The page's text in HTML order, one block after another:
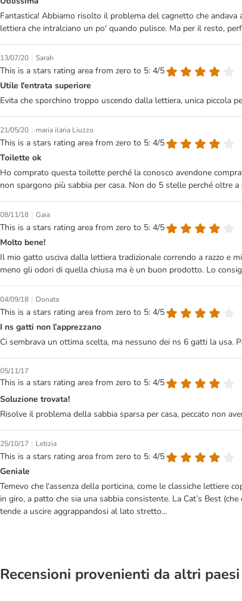
Fantastica! Abbiamo risolto il problema del cagnetto che
lettiera che intralciano un po' quando pulisce. Ma per il resto,
13/07/20 | Sarah
This is a stars rating area from zero to 5: 4/5
Utile l'entrata superiore
Evita che sporchino troppo uscendo dalla lettiera, unica piccola
21/05/20 | maria ilaria Liuzzo
This is a stars rating area from zero to 5: 4/5
Toilette ok
Ho comprato questa toilette perché la conosco avendone
non spargono più sabbia per casa. Non do 5 stelle perché oltre
08/11/18 | Gaia
This is a stars rating area from zero to 5: 4/5
Molto bene!
Il mio gatto usciva dalla lettiera tradizionale correndo a razzo e
meno gli odori di quella chiusa ma è un buon prodotto. Lo
04/09/18 | Donata
This is a stars rating area from zero to 5: 4/5
I ns gatti non l’apprezzano
Ci sembrava un ottima scelta, ma nessuno dei ns 6 gatti la usa.
05/11/17
This is a stars rating area from zero to 5: 4/5
Soluzione trovata!
Risolve il problema della sabbia sparsa per casa, peccato non
25/10/17 | Letizia
This is a stars rating area from zero to 5: 4/5
Geniale
Temevo che l’assenza della porticina, come le classiche
in giro, a patto che sia una sabbia consistente. La Cat’s Best
tende a uscire aggrappandosi al lato stretto...
Recensioni provenienti da altri paesi